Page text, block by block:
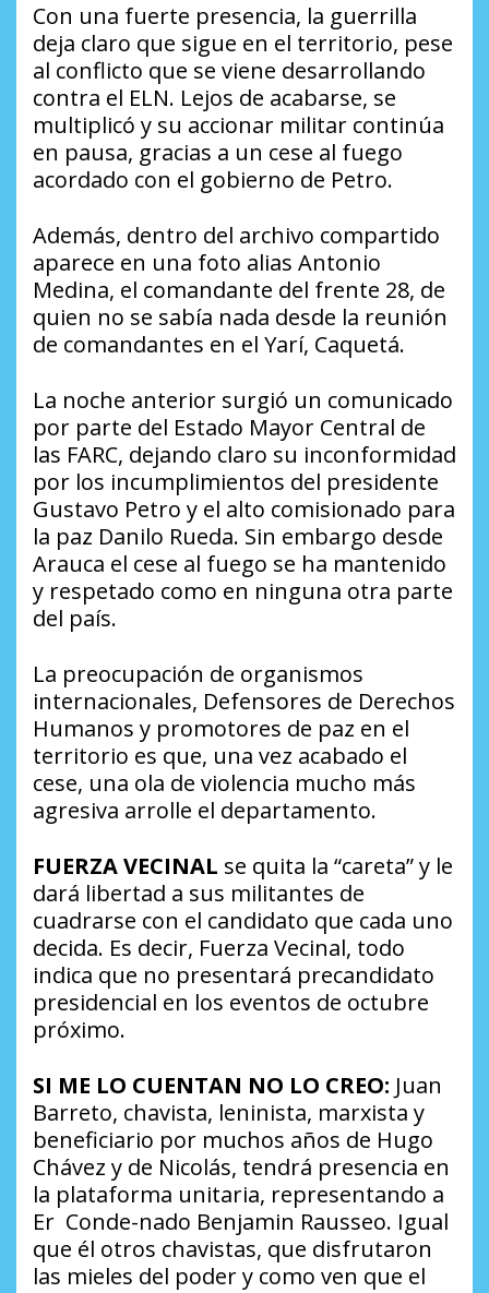
Con una fuerte presencia, la guerrilla
deja claro que sigue en el territorio, pese
al conflicto que se viene desarrollando
contra el ELN. Lejos de acabarse, se
multiplicó y su accionar militar continúa
en pausa, gracias a un cese al fuego
acordado con el gobierno de Petro.
Además, dentro del archivo compartido
aparece en una foto alias Antonio
Medina, el comandante del frente 28, de
quien no se sabía nada desde la reunión
de comandantes en el Yarí, Caquetá.
La noche anterior surgió un comunicado
por parte del Estado Mayor Central de
las FARC, dejando claro su inconformidad
por los incumplimientos del presidente
Gustavo Petro y el alto comisionado para
la paz Danilo Rueda. Sin embargo desde
Arauca el cese al fuego se ha mantenido
y respetado como en ninguna otra parte
del país.
La preocupación de organismos
internacionales, Defensores de Derechos
Humanos y promotores de paz en el
territorio es que, una vez acabado el
cese, una ola de violencia mucho más
agresiva arrolle el departamento.
FUERZA VECINAL se quita la “careta” y le
dará libertad a sus militantes de
cuadrarse con el candidato que cada uno
decida. Es decir, Fuerza Vecinal, todo
indica que no presentará precandidato
presidencial en los eventos de octubre
próximo.
SI ME LO CUENTAN NO LO CREO: Juan
Barreto, chavista, leninista, marxista y
beneficiario por muchos años de Hugo
Chávez y de Nicolás, tendrá presencia en
la plataforma unitaria, representando a
Er Conde-nado Benjamin Rausseo. Igual
que él otros chavistas, que disfrutaron
las mieles del poder y como ven que el